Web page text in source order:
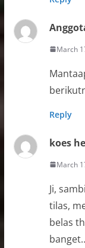
March
Reply
koes
March
Ji,
tilas,
belas